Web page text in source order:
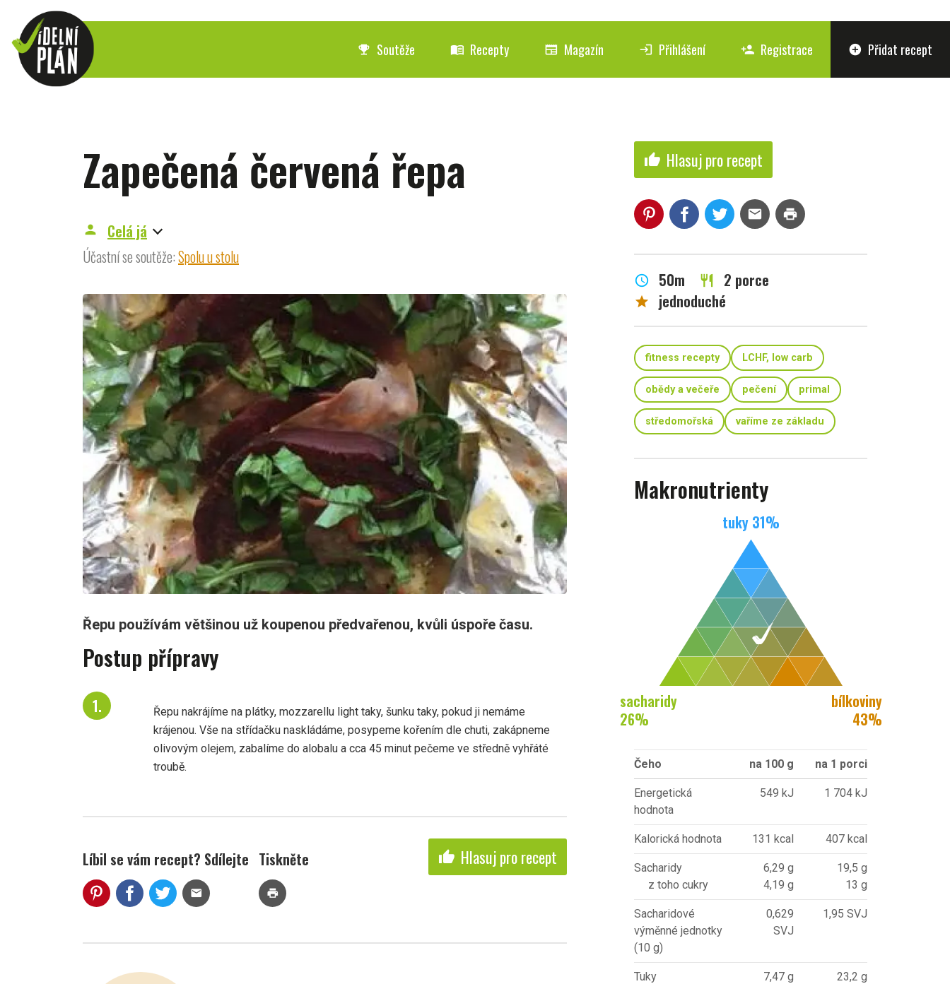
emoji_events Soutěže menu_book Recepty newspaper Magazín login Přihlášení person_add Registrace add_circle Přidat recept
Zapečená červená řepa
person
Celá já
Účastní se soutěže:Spolu u stolu
Řepu používám většinou už koupenou předvařenou, kvůli úspoře času.
Postup přípravy
Řepu nakrájíme na plátky, mozzarellu light taky, šunku taky, pokud ji nemáme
krájenou. Vše na střídačku naskládáme, posypeme kořením dle chuti, zakápneme
olivovým olejem, zabalíme do alobalu a cca 45 minut pečeme ve středně vyhřáté
troubě.
Líbil se vám recept? Sdílejte
mail
Tiskněte
print
thumb_up Hlasuj pro recept
thumb_up Hlasuj pro recept
mail print
schedule 50m restaurant 2 porce
star jednoduché
fitness recepty LCHF, low carb
obědy a večeře pečení primal
středomořská vaříme ze základu
Makronutrienty
tuky 31%
sacharidy
26%
bílkoviny
43%
Čeho na 100 g na 1 porci
Energetická
hodnota
549 kJ 1 704 kJ
Kalorická hodnota 131 kcal 407 kcal
Sacharidy
z toho cukry
6,29 g
4,19 g
19,5 g
13 g
Sacharidové
výměnné jednotky
(10 g)
0,629
SVJ
1,95 SVJ
Tuky
7,47 g
23,2 g